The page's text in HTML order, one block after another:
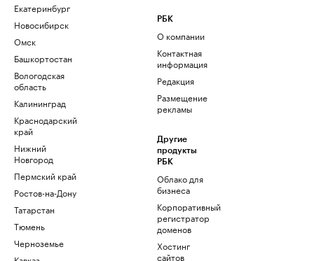
Екатеринбург
Новосибирск
Омск
Башкортостан
Вологодская
область
Калининград
Краснодарский
край
Нижний
Новгород
Пермский край
Ростов-на-Дону
Татарстан
Тюмень
Черноземье
РБК
О компании
Контактная
информация
Редакция
Размещение
рекламы
Другие
продукты
РБК
Облако для
бизнеса
Корпоративный
регистратор
доменов
Хостинг
сайтов